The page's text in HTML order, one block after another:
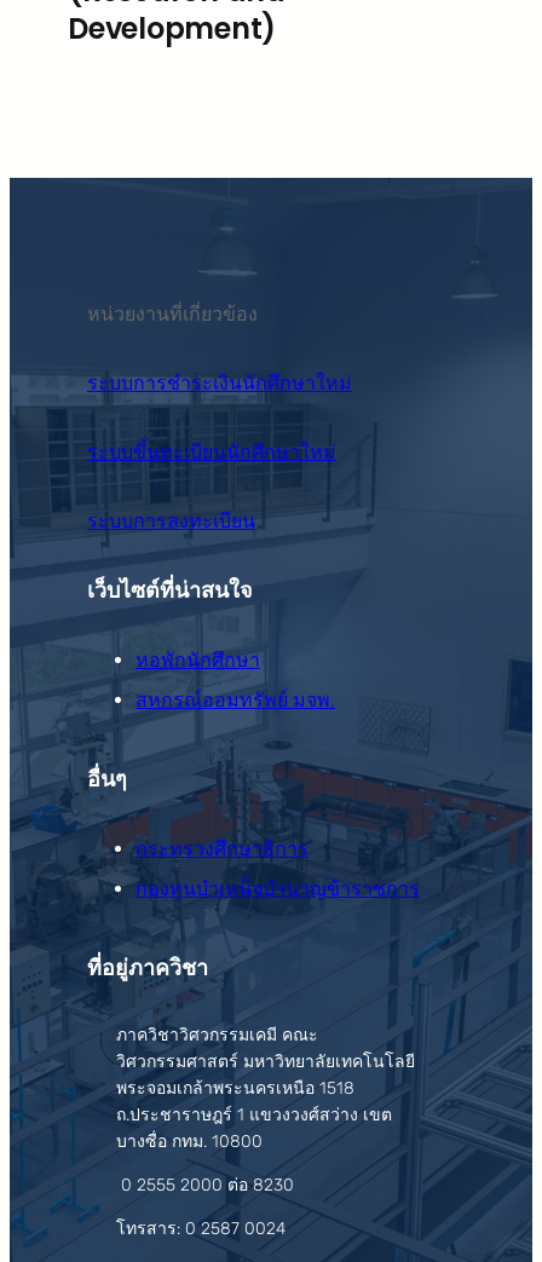
Development)
หน่วยงานที่เกี่ยวข้อง
ระบบการชำระเงินนักศึกษาใหม่
ระบบขึ้นทะเบียนนักศึกษาใหม่
ระบบการลงทะเบียน
เว็บไซต์ที่น่าสนใจ
หอพักนักศึกษา
สหกรณ์ออมทรัพย์ มจพ.
อื่นๆ
กระทรวงศึกษาธิการ
กองทุนบำเหน็จบำนาญข้าราชการ
ที่อยู่ภาควิชา
ภาควิชาวิศวกรรมเคมี คณะ
วิศวกรรมศาสตร์ มหาวิทยาลัยเทคโนโลยี
พระจอมเกล้าพระนครเหนือ 1518
ถ.ประชาราษฎร์ 1 แขวงวงศ์สว่าง เขต
บางซื่อ กทม. 10800
0 2555 2000 ต่อ 8230
โทรสาร: 0 2587 0024